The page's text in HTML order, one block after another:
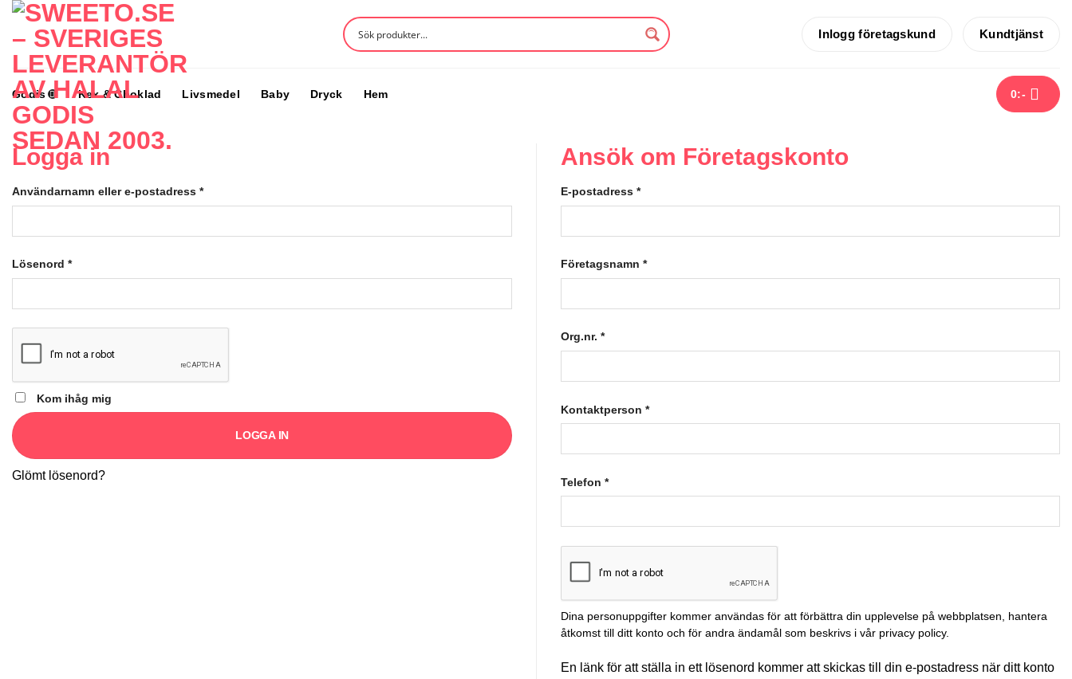
Skip
content
Inlogg företagskund Kundtjänst
Godis Kex & Choklad Livsmedel Baby Dryck Hem 0:-
Logga in
Användarnamn eller e-postadress *
Lösenord *
Kom ihåg mig
LOGGA IN
Glömt lösenord?
Ansök om Företagskonto
E-postadress *
Företagsnamn *
Org.nr. *
Kontaktperson *
Telefon *
Dina personuppgifter kommer användas för att förbättra din upplevelse på webbplatsen, hantera
åtkomst till ditt konto och för andra ändamål som beskrivs i vår privacy policy.
En länk för att ställa in ett lösenord kommer att skickas till din e-postadress när ditt konto